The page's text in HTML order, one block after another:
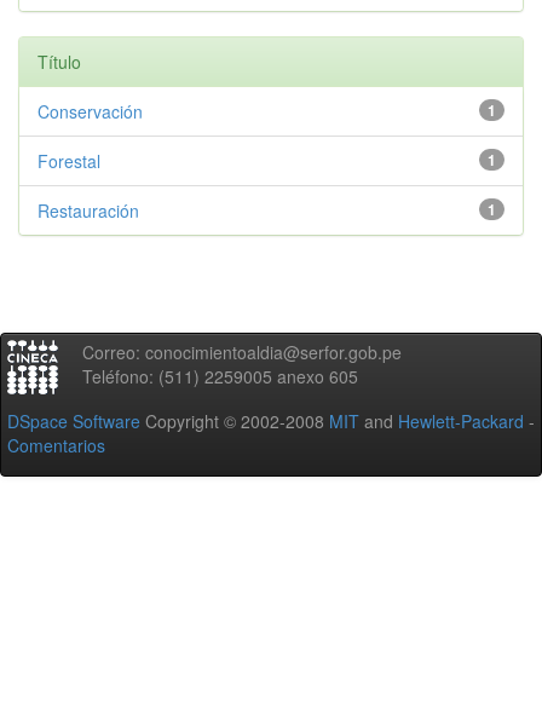
Título
1
Conservación
1
Forestal
1
Restauración
Correo: conocimientoaldia@serfor.gob.pe
Teléfono: (511) 2259005 anexo 605
DSpace Software Copyright © 2002-2008 MIT and Hewlett-Packard -
Comentarios